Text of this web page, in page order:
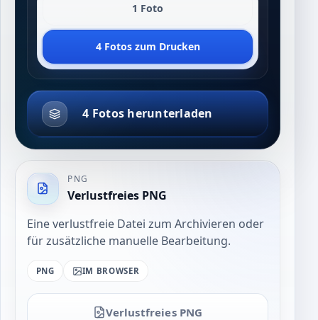
1 Foto
4 Fotos zum Drucken
4 Fotos herunterladen
PNG
Verlustfreies PNG
Eine verlustfreie Datei zum Archivieren oder
für zusätzliche manuelle Bearbeitung.
PNG IM BROWSER
Verlustfreies PNG